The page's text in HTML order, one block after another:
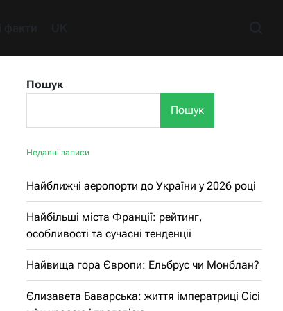
Пошук
Пошук
Недавні записи
Найближчі аеропорти до України у 2026 році
Найбільші міста Франції: рейтинг,
особливості та сучасні тенденції
Найвища гора Європи: Ельбрус чи Монблан?
Єлизавета Баварська: життя імператриці Сісі